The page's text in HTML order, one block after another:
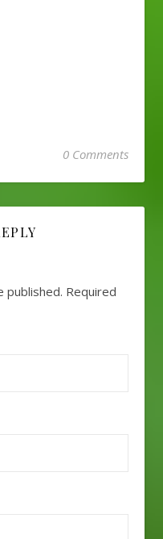
0 Comments
published. Required